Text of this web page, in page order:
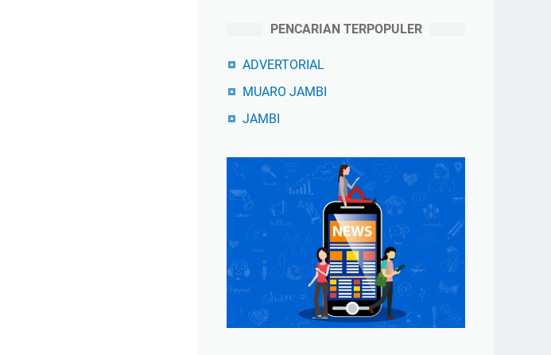
PENCARIAN TERPOPULER
ADVERTORIAL
MUARO JAMBI
JAMBI